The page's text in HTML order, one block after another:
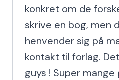
konkret om de
skrive en bog, men
henvender sig på
kontakt til forlag.
guys ! Super